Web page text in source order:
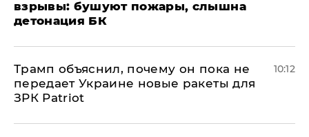
взрывы: бушуют пожары, слышна
детонация БК
Трамп объяснил, почему он пока не
передает Украине новые ракеты для
ЗРК Patriot
10:12